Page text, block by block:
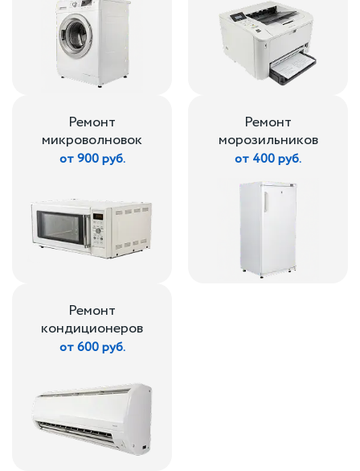
Ремонт
микроволновок
от 900 руб.
Ремонт
морозильников
от 400 руб.
Ремонт
кондиционеров
от 600 руб.